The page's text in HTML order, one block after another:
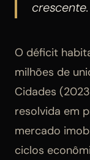
crescente.
O déficit
milhões de
Cidades
resolvida em
mercado
ciclos